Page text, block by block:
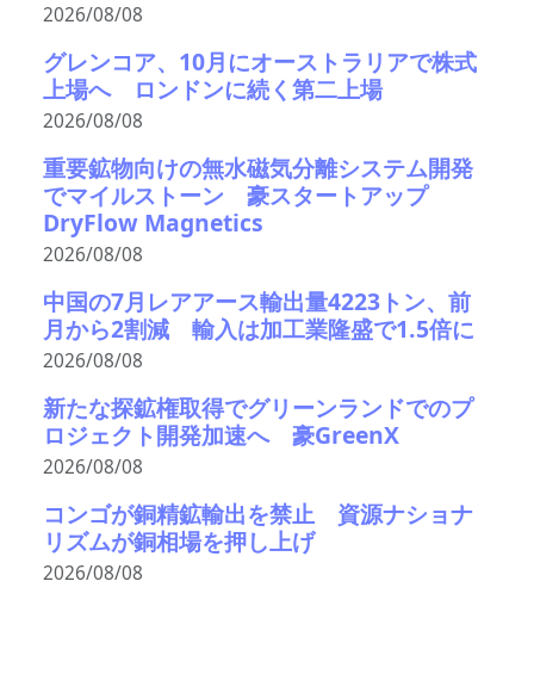
2026/08/08
グレンコア、10月にオーストラリアで株式
上場へ ロンドンに続く第二上場
2026/08/08
重要鉱物向けの無水磁気分離システム開発
でマイルストーン 豪スタートアップ
DryFlow Magnetics
2026/08/08
中国の7月レアアース輸出量4223トン、前
月から2割減 輸入は加工業隆盛で1.5倍に
2026/08/08
新たな探鉱権取得でグリーンランドでのプ
ロジェクト開発加速へ 豪GreenX
2026/08/08
コンゴが銅精鉱輸出を禁止 資源ナショナ
リズムが銅相場を押し上げ
2026/08/08